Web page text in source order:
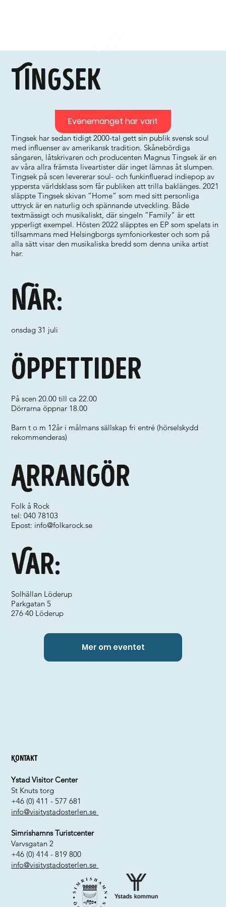
Tingsek
Tingsek har sedan tidigt 2000-tal gett sin publik svensk soul
med influenser av amerikansk tradition. Skånebördiga
sångaren, låtskrivaren och producenten Magnus Tingsek är en
av våra allra främsta liveartister där inget lämnas åt slumpen.
Tingsek på scen levererar soul- och funkinfluerad indiepop av
yppersta världsklass som får publiken att trilla baklänges. 2021
släppte Tingsek skivan ”Home” som med sitt personliga
uttryck är en naturlig och spännande utveckling. Både
textmässigt och musikaliskt, där singeln ”Family” är ett
ypperligt exempel. Hösten 2022 släpptes en EP som spelats in
tillsammans med Helsingborgs symfoniorkester och som på
alla sätt visar den musikaliska bredd som denna unika artist
har.
När:
onsdag 31 juli
Var:
Arrangör
Folk å Rock
tel: 040 78103
Epost: info@folkarock.se
Solhällan Löderup
Parkgatan 5
276 40 Löderup
Öppettider
På scen 20.00 till ca 22.00
Dörrarna öppnar 18.00
Barn t o m 12år i målmans sällskap fri entré (hörselskydd
rekommenderas)
Mer om eventet
Evenemanget har varit
Kontakt
Ystad Visitor Center
St Knuts torg
+46 (0) 411 - 577 681
info@visitystadosterlen.se
Simrishamns Turistcenter
Varvsgatan 2
+46 (0) 414 - 819 800
info@visitystadosterlen.se